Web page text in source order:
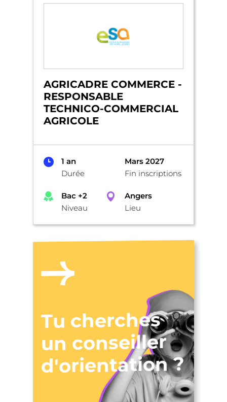
AGRICADRE COMMERCE -
RESPONSABLE
TECHNICO-COMMERCIAL
AGRICOLE
1 an
Durée
Mars 2027
Fin inscriptions
Bac +2
Niveau
Angers
Lieu
Tu cherches
un conseiller
d'orientation ?